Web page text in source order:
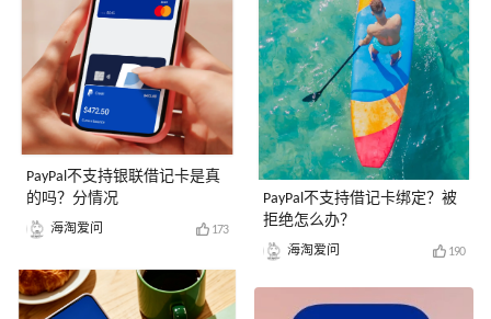
PayPal不支持银联借记卡是真
的吗？分情况
海淘爱问 173
PayPal不支持借记卡绑定？被
拒绝怎么办？
海淘爱问 190